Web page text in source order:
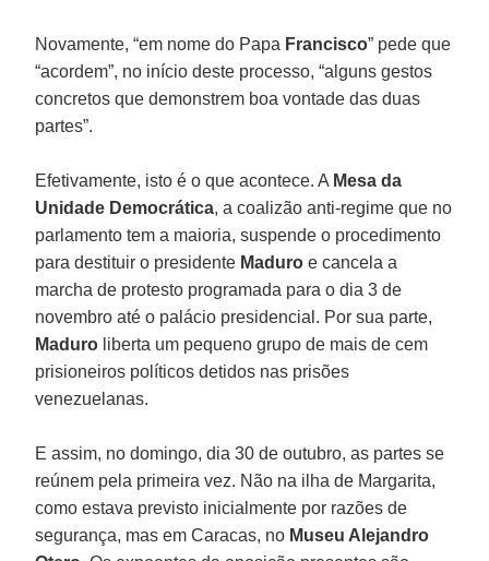
Novamente, “em nome do Papa Francisco” pede que
“acordem”, no início deste processo, “alguns gestos
concretos que demonstrem boa vontade das duas
partes”.
Efetivamente, isto é o que acontece. A Mesa da
Unidade Democrática, a coalizão anti-regime que no
parlamento tem a maioria, suspende o procedimento
para destituir o presidente Maduro e cancela a
marcha de protesto programada para o dia 3 de
novembro até o palácio presidencial. Por sua parte,
Maduro liberta um pequeno grupo de mais de cem
prisioneiros políticos detidos nas prisões
venezuelanas.
E assim, no domingo, dia 30 de outubro, as partes se
reúnem pela primeira vez. Não na ilha de Margarita,
como estava previsto inicialmente por razões de
segurança, mas em Caracas, no Museu Alejandro